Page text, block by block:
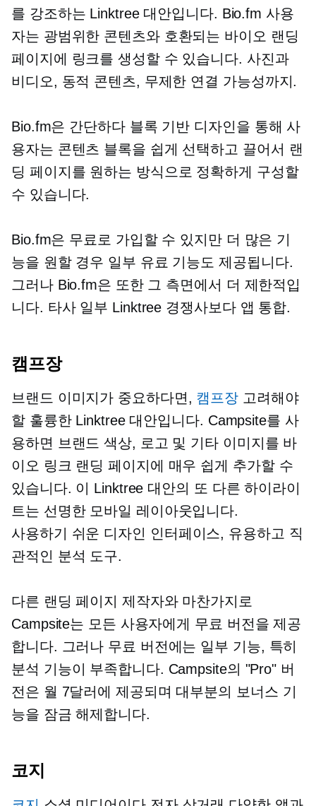
를 강조하는 Linktree 대안입니다. Bio.fm 사용
자는 광범위한 콘텐츠와 호환되는 바이오 랜딩
페이지에 링크를 생성할 수 있습니다. 사진과
비디오, 동적 콘텐츠, 무제한 연결 가능성까지.
Bio.fm은 간단하다 블록 기반 디자인을 통해 사
용자는 콘텐츠 블록을 쉽게 선택하고 끌어서 랜
딩 페이지를 원하는 방식으로 정확하게 구성할
수 있습니다.
Bio.fm은 무료로 가입할 수 있지만 더 많은 기
능을 원할 경우 일부 유료 기능도 제공됩니다.
그러나 Bio.fm은 또한 그 측면에서 더 제한적입
니다. 타사일부 Linktree 경쟁사보다 앱 통합.
캠프장
브랜드 이미지가 중요하다면, 캠프장 고려해야
할 훌륭한 Linktree 대안입니다. Campsite를 사
용하면 브랜드 색상, 로고 및 기타 이미지를 바
이오 링크 랜딩 페이지에 매우 쉽게 추가할 수
있습니다. 이 Linktree 대안의 또 다른 하이라이
트는 선명한 모바일 레이아웃입니다.
사용하기 쉬운 디자인 인터페이스, 유용하고 직
관적인 분석 도구.
다른 랜딩 페이지 제작자와 마찬가지로
Campsite는 모든 사용자에게 무료 버전을 제공
합니다. 그러나 무료 버전에는 일부 기능, 특히
분석 기능이 부족합니다. Campsite의 "Pro" 버
전은 월 7달러에 제공되며 대부분의 보너스 기
능을 잠금 해제합니다.
코지